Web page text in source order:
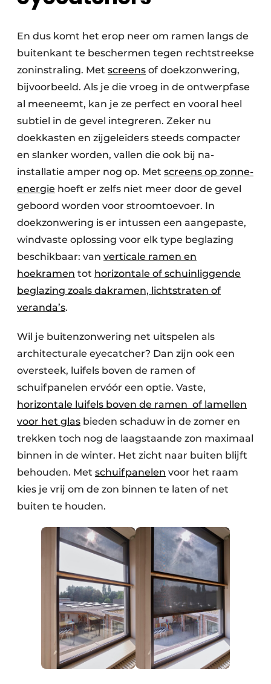
En dus komt het erop neer om ramen langs de
buitenkant te beschermen tegen rechtstreekse
zoninstraling. Met screens of doekzonwering,
bijvoorbeeld. Als je die vroeg in de ontwerpfase
al meeneemt, kan je ze perfect en vooral heel
subtiel in de gevel integreren. Zeker nu
doekkasten en zijgeleiders steeds compacter
en slanker worden, vallen die ook bij na-
installatie amper nog op. Met screens op zonne-
energie hoeft er zelfs niet meer door de gevel
geboord worden voor stroomtoevoer. In
doekzonwering is er intussen een aangepaste,
windvaste oplossing voor elk type beglazing
beschikbaar: van verticale ramen en
hoekramen tot horizontale of schuinliggende
beglazing zoals dakramen, lichtstraten of
veranda’s.
Wil je buitenzonwering net uitspelen als
architecturale eyecatcher? Dan zijn ook een
oversteek, luifels boven de ramen of
schuifpanelen ervóór een optie. Vaste,
horizontale luifels boven de ramen of lamellen
voor het glas bieden schaduw in de zomer en
trekken toch nog de laagstaande zon maximaal
binnen in de winter. Het zicht naar buiten blijft
behouden. Met schuifpanelen voor het raam
kies je vrij om de zon binnen te laten of net
buiten te houden.